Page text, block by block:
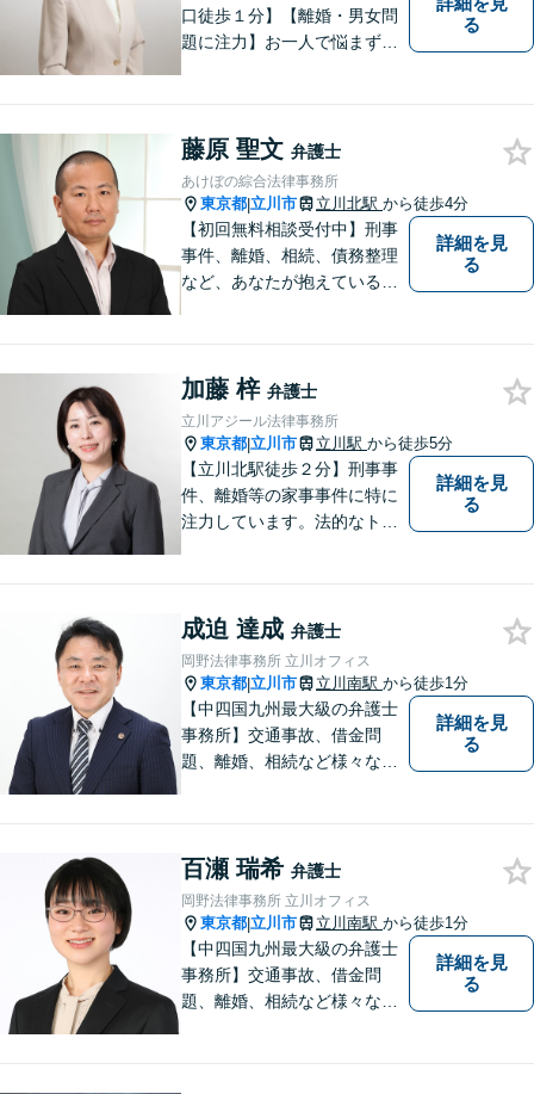
口徒歩１分】【離婚・男女問
題に注力】お一人で悩まず、
る
藤原 聖文 弁護士
あけぼの綜合法律事務所
東京都|立川市 立川北駅 から徒歩4分
【初回無料相談受付中】刑事
事件、離婚、相続、債務整理
など、あなたが抱えている問
詳細を見
る
加藤 梓 弁護士
立川アジール法律事務所
東京都|立川市 立川駅 から徒歩5分
【立川北駅徒歩２分】刑事事
件、離婚等の家事事件に特に
注力しています。法的なトラ
日でも早く取り戻すため、誠
心誠意を尽くします。
詳細を見
る
成迫 達成 弁護士
岡野法律事務所 立川オフィス
東京都|立川市 立川南駅 から徒歩1分
【中四国九州最大級の弁護士
事務所】交通事故、借金問
題、離婚、相続など様々な問
い！
詳細を見
る
百瀬 瑞希 弁護士
岡野法律事務所 立川オフィス
東京都|立川市 立川南駅 から徒歩1分
【中四国九州最大級の弁護士
事務所】交通事故、借金問
題、離婚、相続など様々な問
詳細を見
る